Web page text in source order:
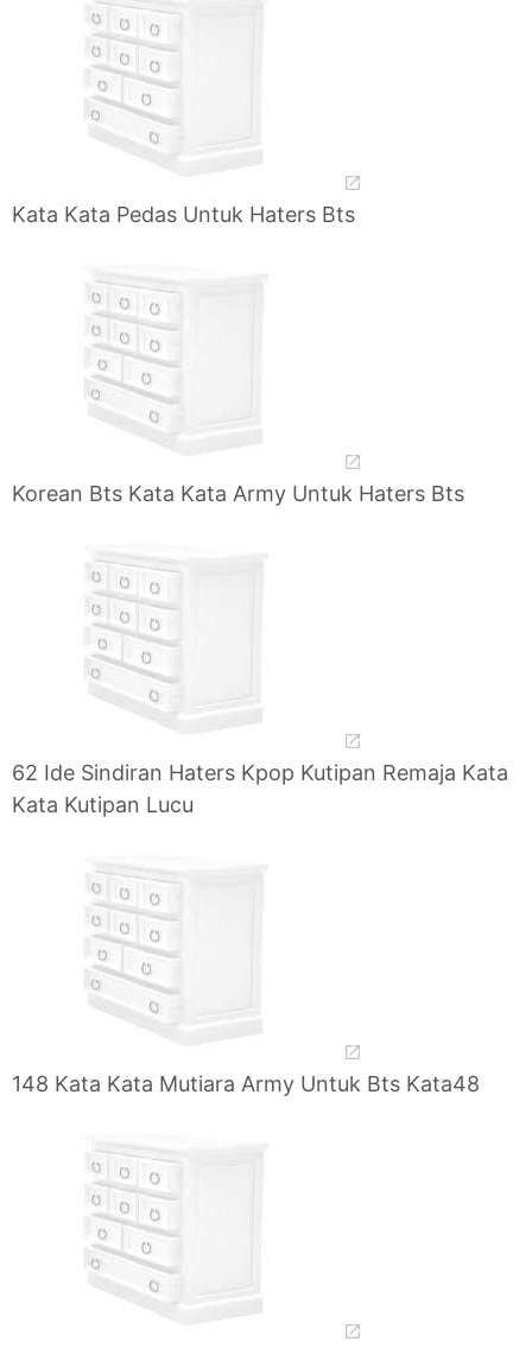
Kata Kata Pedas Untuk Haters Bts
Korean Bts Kata Kata Army Untuk Haters Bts
62 Ide Sindiran Haters Kpop Kutipan Remaja Kata
Kata Kutipan Lucu
148 Kata Kata Mutiara Army Untuk Bts Kata48